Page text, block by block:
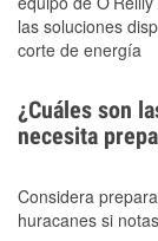
las soluciones
corte de energía
¿Cuáles son
necesita
Considera
huracanes si